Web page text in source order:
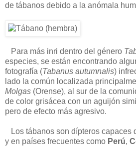
de tábanos debido a la anómala
Para más inri dentro del género
especies, se están encontrando
fotografía (Tabanus autumnalis)
lado la común localizada
Molgas (Orense), al sur de la
de color grisácea con un aguijón
pero de efecto más agresivo.
Los tábanos son dípteros capaces
y en países frecuentes como Perú,